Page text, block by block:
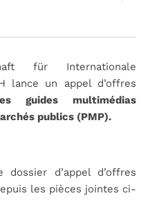
für Internationale
lance un appel d’offres
guides multimédias
publics (PMP).
d’appel d’offres
les pièces jointes ci-